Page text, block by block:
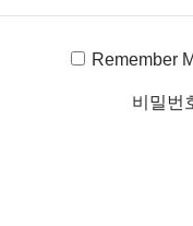
Remember
비밀번